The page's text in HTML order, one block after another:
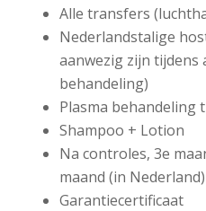
Alle transfers
Nederlandstalige
aanwezig zijn tijdens
behandeling)
Plasma behandeling
Shampoo + Lotion
Na controles, 3e
maand (in Nederland)
Garantiecertificaat